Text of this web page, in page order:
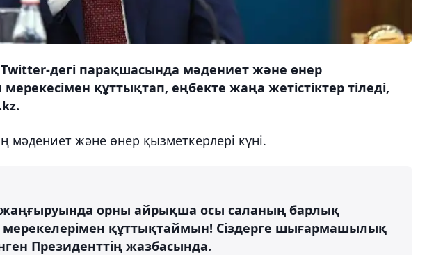
дегі парақшасында мәдениет және өнер
құттықтап, еңбекте жаңа жетістіктер тіледі,
мәдениет және өнер қызметкерлері күні.
орны айрықша осы саланың барлық
құттықтаймын! Сіздерге шығармашылық
Президенттің жазбасында.